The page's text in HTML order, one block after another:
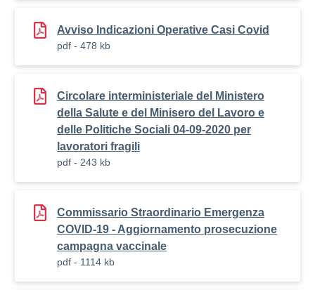
Avviso Indicazioni Operative Casi Covid
pdf - 478 kb
Circolare interministeriale del Ministero
della Salute e del Minisero del Lavoro e
delle Politiche Sociali 04-09-2020 per
lavoratori fragili
pdf - 243 kb
Commissario Straordinario Emergenza
COVID-19 - Aggiornamento prosecuzione
campagna vaccinale
pdf - 1114 kb